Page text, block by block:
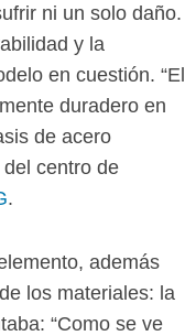
ni un solo daño.
y la
en cuestión. “El
duradero en
de acero
centro de
.
además
los materiales: la
“Como se ve